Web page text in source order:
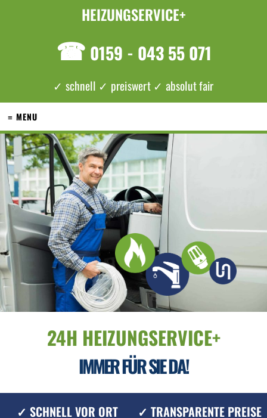
HEIZUNGSERVICE+
☎ 0159 - 043 55 071
✓ schnell ✓ preiswert ✓ absolut fair
≡ MENU
24H HEIZUNGSERVICE+
IMMER FÜR SIE DA!
✓ SCHNELL VOR ORT ✓ TRANSPARENTE PREISE